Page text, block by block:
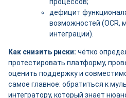
дефицит
возможностей (OCR,
интеграции).
Как снизить риски: чётко
протестировать платформу,
оценить поддержку и
самое главное: обратиться к
интегратору, который знает